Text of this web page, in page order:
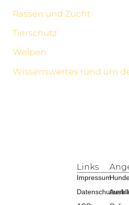
Rassen und Zucht
Tierschutz
Welpen
Wissenswertes rund um
Links
Impressum